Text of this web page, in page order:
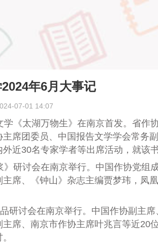
年6月大事记
07-01 14:07
《太湖万物生》 在南京首发。省作
席团委员、中国报告文学学会常务
近30名专家学者等出席活动 ， 就该
研讨会在南京举行。中国作协党组
席、《钟山》杂志主编贾梦玮，凤
研讨会在南京举行。中国作协副主
主席、南京市作协主席叶兆言等近20